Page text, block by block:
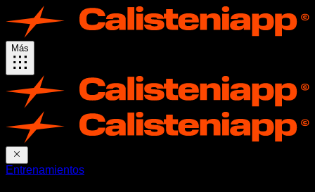
Más
Entrenamientos